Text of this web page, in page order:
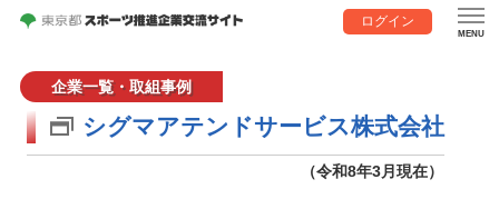
ログイン
企業一覧・取組事例
シグマアテンドサービス株式会社
（令和8年3月現在）